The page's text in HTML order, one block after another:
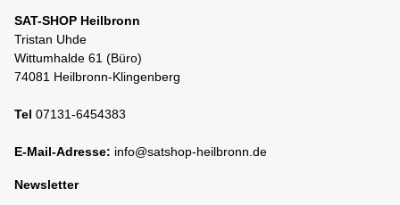
SAT-SHOP Heilbronn
Tristan Uhde
Wittumhalde 61 (Büro)
74081 Heilbronn-Klingenberg
Tel 07131-6454383
E-Mail-Adresse: info@satshop-heilbronn.de
Newsletter